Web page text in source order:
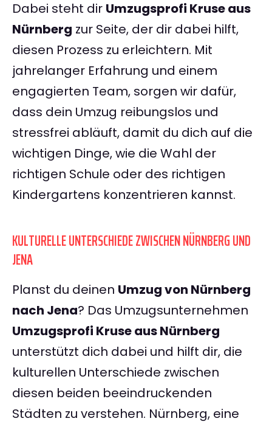
Dabei steht dir Umzugsprofi Kruse aus
Nürnberg zur Seite, der dir dabei hilft,
diesen Prozess zu erleichtern. Mit
jahrelanger Erfahrung und einem
engagierten Team, sorgen wir dafür,
dass dein Umzug reibungslos und
stressfrei abläuft, damit du dich auf die
wichtigen Dinge, wie die Wahl der
richtigen Schule oder des richtigen
Kindergartens konzentrieren kannst.
KULTURELLE UNTERSCHIEDE ZWISCHEN NÜRNBERG UND
JENA
Planst du deinen Umzug von Nürnberg
nach Jena? Das Umzugsunternehmen
Umzugsprofi Kruse aus Nürnberg
unterstützt dich dabei und hilft dir, die
kulturellen Unterschiede zwischen
diesen beiden beeindruckenden
Städten zu verstehen. Nürnberg, eine